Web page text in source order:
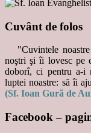
Cuvânt de folos
"Cuvintele
noştri şi îi lovesc pe
doborî, ci pentru a-i
luptei noastre: să îi
(Sf. Ioan Gură de
Facebook –